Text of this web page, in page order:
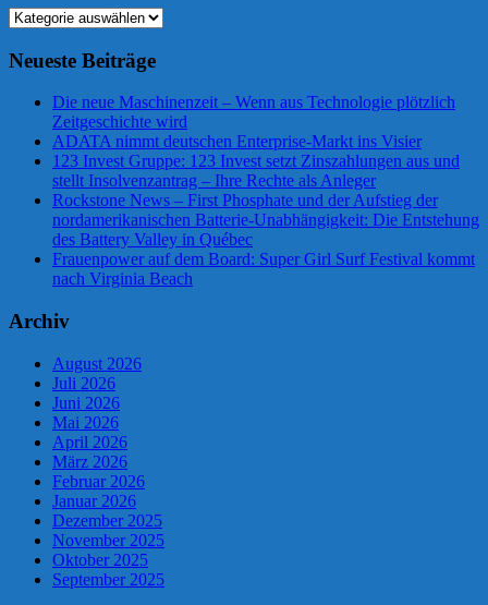
Kategorien
Neueste Beiträge
Die neue Maschinenzeit – Wenn aus Technologie plötzlich
Zeitgeschichte wird
ADATA nimmt deutschen Enterprise-Markt ins Visier
123 Invest Gruppe: 123 Invest setzt Zinszahlungen aus und
stellt Insolvenzantrag – Ihre Rechte als Anleger
Rockstone News – First Phosphate und der Aufstieg der
nordamerikanischen Batterie-Unabhängigkeit: Die Entstehung
des Battery Valley in Québec
Frauenpower auf dem Board: Super Girl Surf Festival kommt
nach Virginia Beach
Archiv
August 2026
Juli 2026
Juni 2026
Mai 2026
April 2026
März 2026
Februar 2026
Januar 2026
Dezember 2025
November 2025
Oktober 2025
September 2025